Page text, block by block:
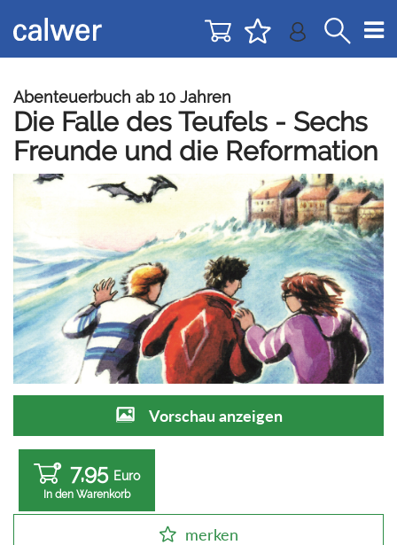
zur
Navigation
zum
Inhalt
Abenteuerbuch ab 10 Jahren
Die Falle des Teufels - Sechs
Freunde und die Reformation
Vorschau anzeigen
7,95 Euro
In den Warenkorb
merken